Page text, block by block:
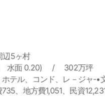
5ヶ村
水面 0.20) / 302万坪
テル、コンド、レ－ジャ-•
、地方費1,051、民資